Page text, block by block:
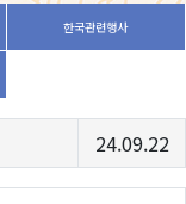
한국관련행사
24.09.22